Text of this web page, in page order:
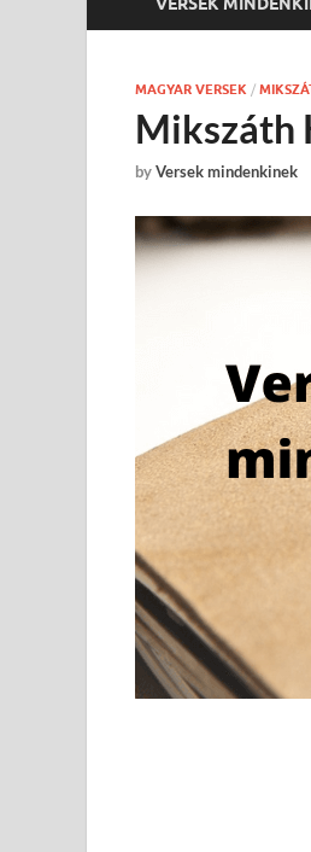
MAGYAR VERSEK /
Mikszáth
byVersek mindenkinek